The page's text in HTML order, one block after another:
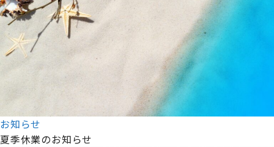
お知らせ
夏季休業のお知らせ